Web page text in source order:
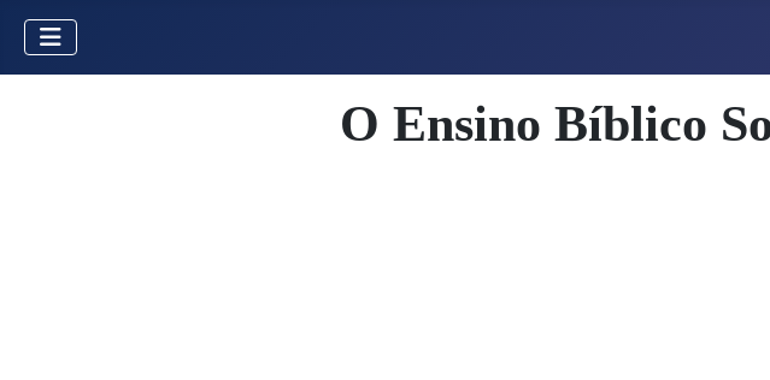
O Ensino Bíblico